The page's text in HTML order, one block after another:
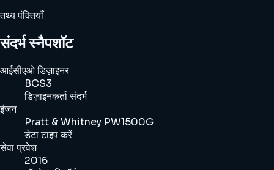
तथ्य पंक्तियाँ
संदर्भ स्नैपशॉट
आईसीएओ डिज़ाइनर
BCS3
डिज़ाइनकर्ता संदर्भ
इंजन
Pratt & Whitney PW1500G
डेटा टाइप करें
सेवा प्रवेश
2016